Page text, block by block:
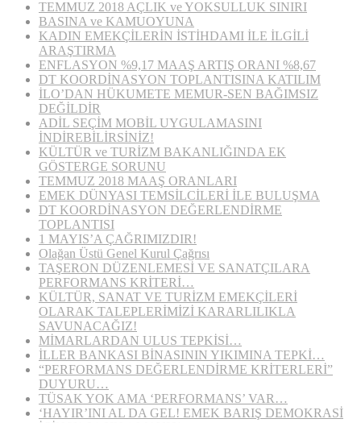
TEMMUZ 2018 AÇLIK ve YOKSULLUK SINIRI
BASINA ve KAMUOYUNA
KADIN EMEKÇİLERİN İSTİHDAMI İLE İLGİLİ
ARAŞTIRMA
ENFLASYON %9,17 MAAŞ ARTIŞ ORANI %8,67
DT KOORDİNASYON TOPLANTISINA KATILIM
İLO’DAN HÜKUMETE MEMUR-SEN BAĞIMSIZ
DEĞİLDİR
ADİL SEÇİM MOBİL UYGULAMASINI
İNDİREBİLİRSİNİZ!
KÜLTÜR ve TURİZM BAKANLIĞINDA EK
GÖSTERGE SORUNU
TEMMUZ 2018 MAAŞ ORANLARI
EMEK DÜNYASI TEMSİLCİLERİ İLE BULUŞMA
DT KOORDİNASYON DEĞERLENDİRME
TOPLANTISI
1 MAYIS’A ÇAĞRIMIZDIR!
Olağan Üstü Genel Kurul Çağrısı
TAŞERON DÜZENLEMESİ VE SANATÇILARA
PERFORMANS KRİTERİ…
KÜLTÜR, SANAT VE TURİZM EMEKÇİLERİ
OLARAK TALEPLERİMİZİ KARARLILIKLA
SAVUNACAĞIZ!
MİMARLARDAN ULUS TEPKİSİ…
İLLER BANKASI BİNASININ YIKIMINA TEPKİ…
“PERFORMANS DEĞERLENDİRME KRİTERLERİ”
DUYURU…
TÜSAK YOK AMA ‘PERFORMANS’ VAR…
‘HAYIR’INI AL DA GEL! EMEK BARIŞ DEMOKRASİ